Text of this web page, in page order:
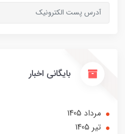
بایگانی اخبار
مرداد 1405
تير 1405